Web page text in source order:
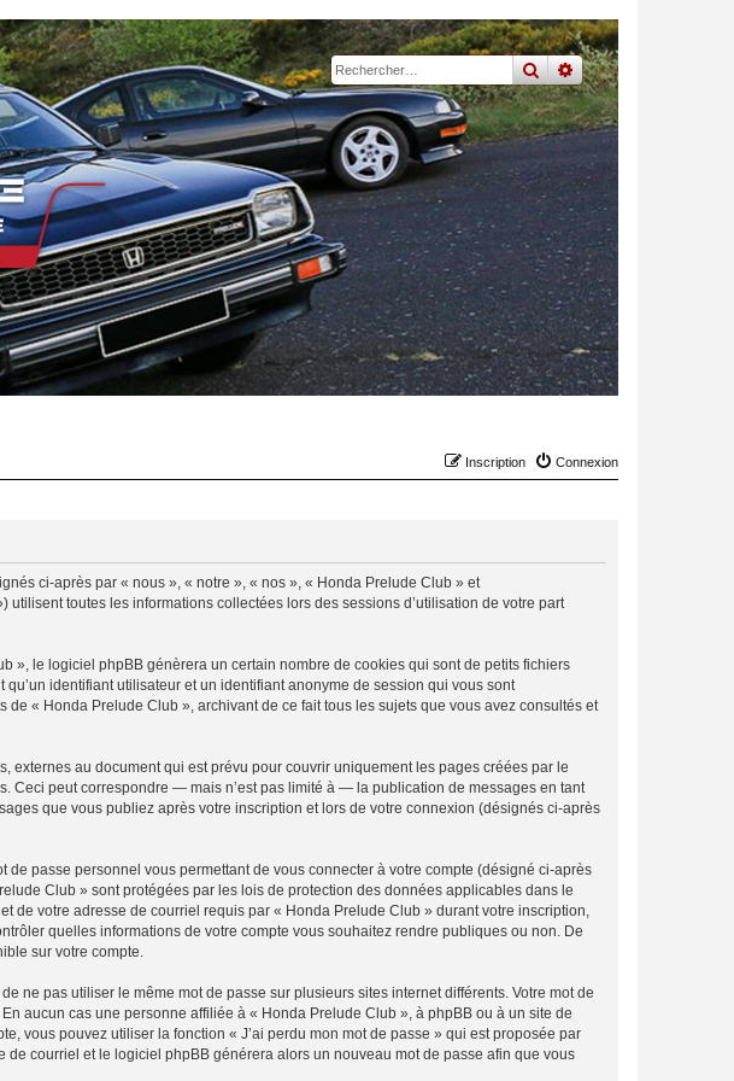
rechercher
recherche
Connexion
Inscription
ci-après par « nous », « notre », « nos », « Honda Prelude Club » et
toutes les informations collectées lors des sessions d’utilisation de votre part
», le logiciel phpBB génèrera un certain nombre de cookies qui sont de petits fichiers
identifiant utilisateur et un identifiant anonyme de session qui vous sont
« Honda Prelude Club », archivant de ce fait tous les sujets que vous avez consultés et
au document qui est prévu pour couvrir uniquement les pages créées par le
Ceci peut correspondre — mais n’est pas limité à — la publication de messages en tant
que vous publiez après votre inscription et lors de votre connexion (désignés ci-après
passe personnel vous permettant de vous connecter à votre compte (désigné ci-après
Club » sont protégées par les lois de protection des données applicables dans le
de votre adresse de courriel requis par « Honda Prelude Club » durant votre inscription,
quelles informations de votre compte vous souhaitez rendre publiques ou non. De
sur votre compte.
ne pas utiliser le même mot de passe sur plusieurs sites internet différents. Votre mot de
aucun cas une personne affiliée à « Honda Prelude Club », à phpBB ou à un site de
vous pouvez utiliser la fonction « J’ai perdu mon mot de passe » qui est proposée par
courriel et le logiciel phpBB générera alors un nouveau mot de passe afin que vous